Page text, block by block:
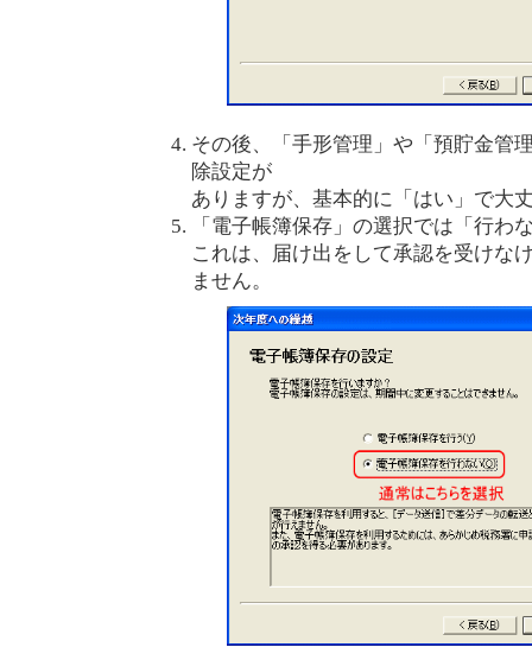
その後、「手形管理」や「預貯金管
除設定が
ありますが、基本的に「はい」で大
「電子帳簿保存」の選択では「行わ
これは、届け出をして承認を受けな
ません。